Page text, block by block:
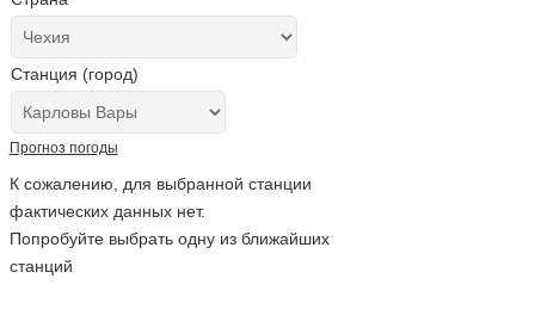
Станция (город)
Прогноз погоды
К сожалению, для выбранной станции
фактических данных нет.
Попробуйте выбрать одну из ближайших
станций